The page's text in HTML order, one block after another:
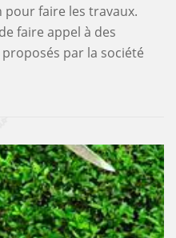
faire les travaux.
faire appel à des
par la société